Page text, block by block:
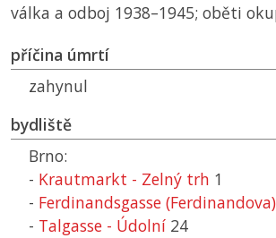
válka a odboj 1938–1945; oběti
příčina úmrtí
zahynul
bydliště
Brno:
- Krautmarkt - Zelný trh 1
- Ferdinandsgasse (Ferdinandova)
- Talgasse - Údolní 24